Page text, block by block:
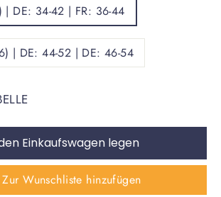
| DE: 34-42 | FR: 36-44
| DE: 44-52 | DE: 46-54
Einkaufswagen legen
Zur Wunschliste hinzufügen